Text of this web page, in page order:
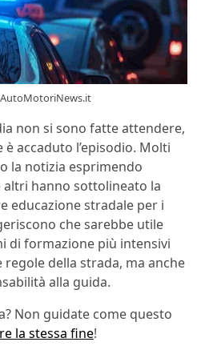
non si sono fatte attendere,
accaduto l’episodio. Molti
la notizia esprimendo
hanno sottolineato la
educazione stradale per i
che sarebbe utile
di formazione più intensivi
della strada, ma anche
alla guida.
Non guidate come questo
la stessa fine!